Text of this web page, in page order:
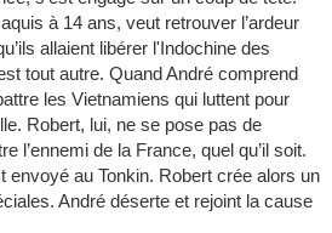
à 14 ans, veut retrouver l’ardeur
allaient libérer l'Indochine des
tout autre. Quand André comprend
les Vietnamiens qui luttent pour
Robert, lui, ne se pose pas de
l’ennemi de la France, quel qu’il soit.
envoyé au Tonkin. Robert crée alors un
André déserte et rejoint la cause